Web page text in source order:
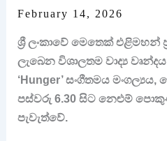
February 14, 2026
ශ්‍රී ලංකාවේ මෙතෙක් එළිමහන්
ලැබෙන විශාලතම වාද්‍ය
‘Hunger’ සංගීතමය මංගල්‍යය,
පස්වරු 6.30 සිට නෙළුම්
පැවැත්වේ.